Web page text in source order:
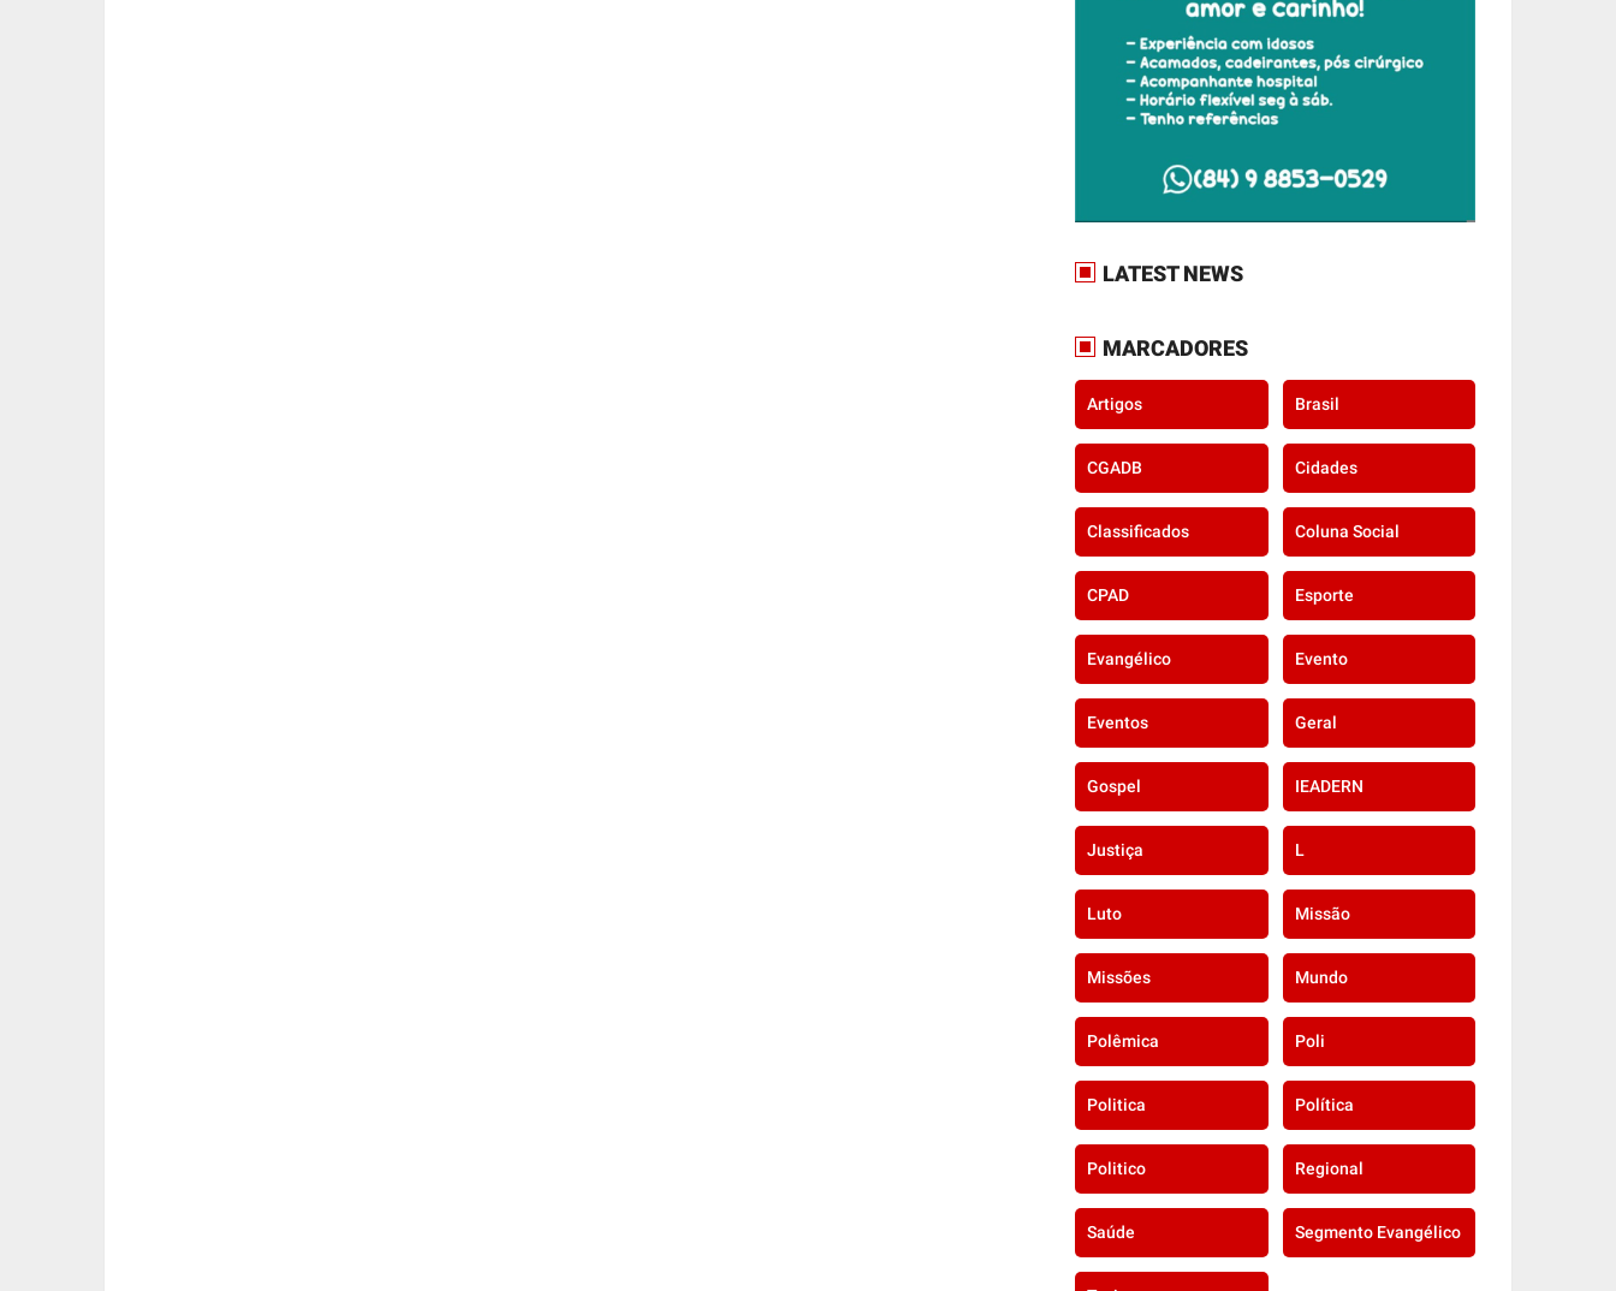
LATEST NEWS
MARCADORES
Artigos Brasil
CGADB Cidades
Classificados Coluna Social
CPAD Esporte
Evangélico Evento
Eventos Geral
Gospel IEADERN
Justiça L
Luto Missão
Missões Mundo
Polêmica Poli
Politica Política
Politico Regional
Saúde Segmento Evangélico